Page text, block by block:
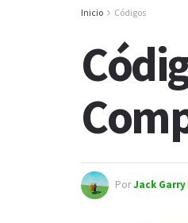
Inicio Códigos
PorJack Garry